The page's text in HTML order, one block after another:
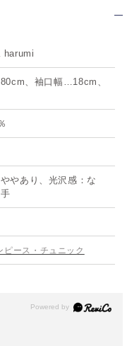
harumi
、袖口幅…18cm、
やあり、光沢感：な
ピース・チュニック